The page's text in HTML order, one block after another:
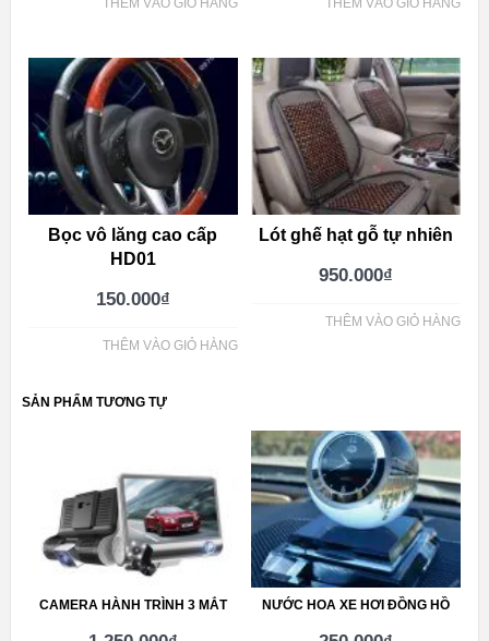
THÊM VÀO GIỎ HÀNG THÊM VÀO GIỎ HÀNG
Bọc vô lăng cao cấp
HD01
150.000₫
THÊM VÀO GIỎ HÀNG
Lót ghế hạt gỗ tự nhiên
950.000₫
THÊM VÀO GIỎ HÀNG
SẢN PHẨM TƯƠNG TỰ
CAMERA HÀNH TRÌNH 3 MẮT NƯỚC HOA XE HƠI ĐỒNG HỒ